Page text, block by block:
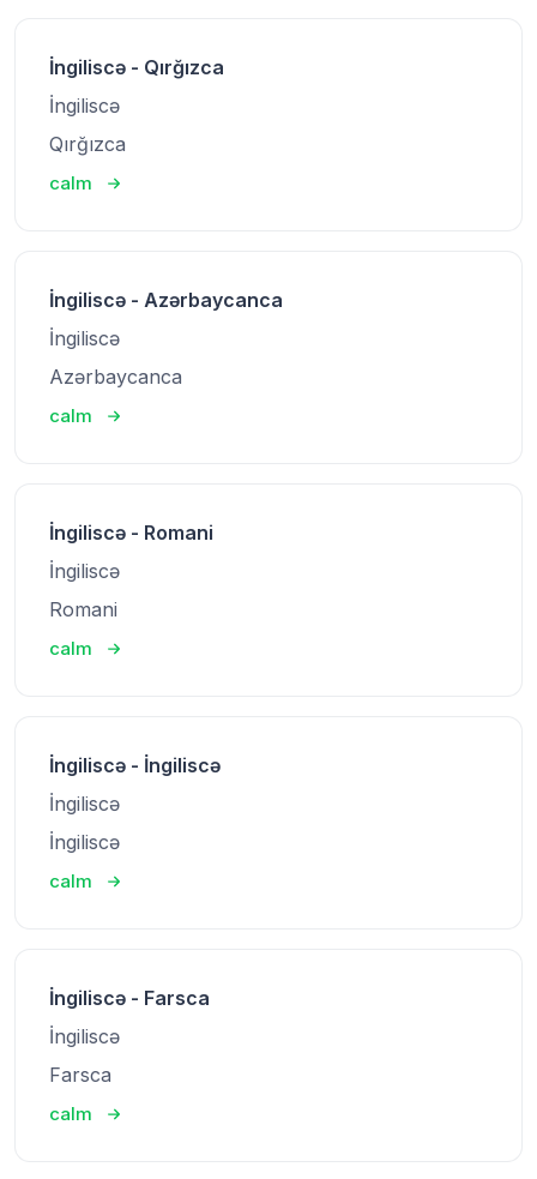
İngiliscə - Qırğızca
İngiliscə
Qırğızca
calm
İngiliscə - Azərbaycanca
İngiliscə
Azərbaycanca
calm
İngiliscə - Romani
İngiliscə
Romani
calm
İngiliscə - İngiliscə
İngiliscə
İngiliscə
calm
İngiliscə - Farsca
İngiliscə
Farsca
calm